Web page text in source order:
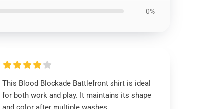
0%
This Blood Blockade Battlefront shirt is ideal
for both work and play. It maintains its shape
and color after multiple washes.